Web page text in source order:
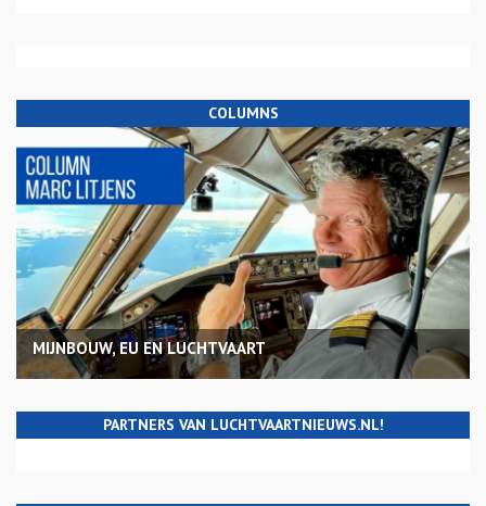
COLUMNS
MIJNBOUW, EU EN LUCHTVAART
PARTNERS VAN LUCHTVAARTNIEUWS.NL!